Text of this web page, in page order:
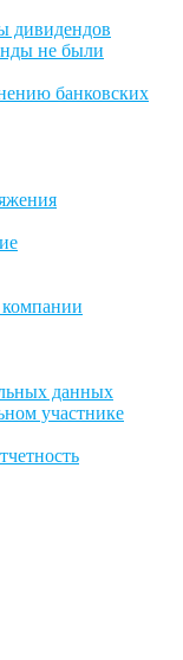
дивидендов
не были
банковских
данных
участнике